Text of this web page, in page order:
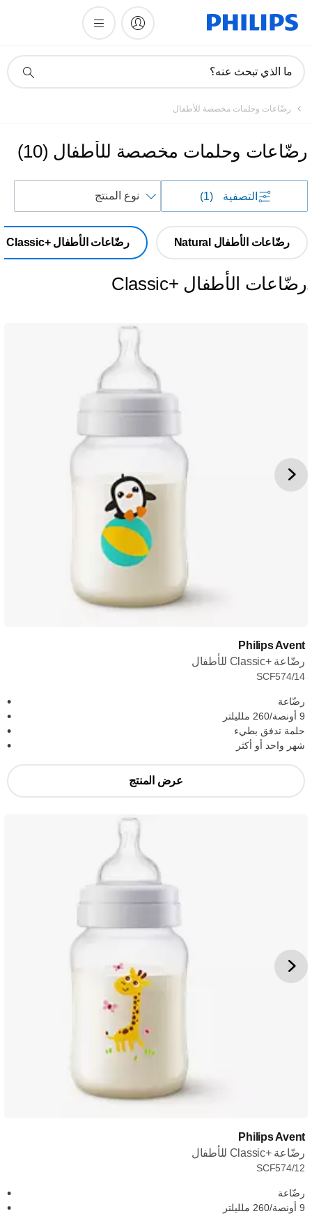
دعم
ما الذي تبحث عنه؟
رضّاعات وحلمات مخصصة للأطفال
رضّاعات وحلمات مخصصة للأطفال (
10
)
التصفية
حسب
رضّاعات الأطفال Natural رضّاعات الأطفال Classic+‎
رضّاعات الأطفال Classic+‎
Philips Avent
رضّاعة Classic+‎ للأطفال
SCF574/14
رضّاعة
9 أونصة/260 ملليلتر
حلمة تدفق بطيء
شهر واحد أو أكثر
عرض المنتج
Philips Avent
رضّاعة Classic+‎ للأطفال
SCF574/12
رضّاعة
9 أونصة/260 ملليلتر